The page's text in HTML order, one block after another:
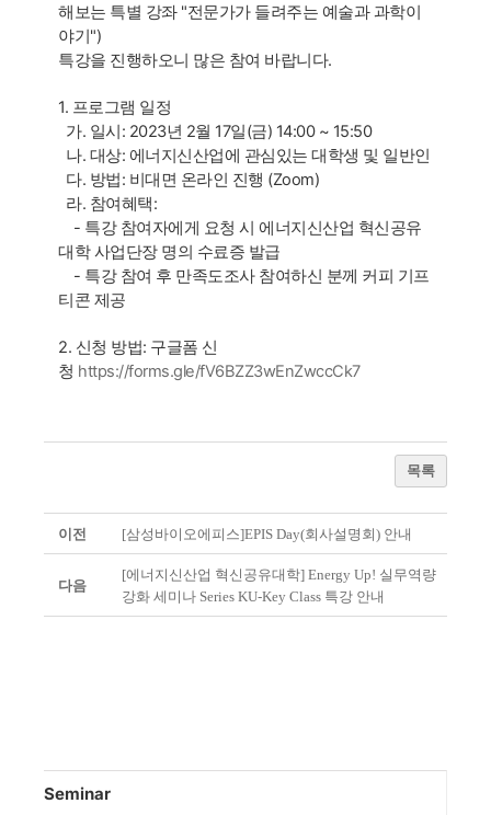
해보는 특별 강좌 "전문가가 들려주는 예술과 과학이
야기")
특강을 진행하오니 많은 참여 바랍니다.
1. 프로그램 일정
가. 일시: 2023년 2월 17일(금) 14:00 ~ 15:50
나. 대상: 에너지신산업에 관심있는 대학생 및 일반인
다. 방법: 비대면 온라인 진행 (Zoom)
라. 참여혜택:
- 특강 참여자에게 요청 시 에너지신산업 혁신공유
대학 사업단장 명의 수료증 발급
- 특강 참여 후 만족도조사 참여하신 분께 커피 기프
티콘 제공
2. 신청 방법: 구글폼 신
청 https://forms.gle/fV6BZZ3wEnZwccCk7
목록
이전 [삼성바이오에피스]EPIS Day(회사설명회) 안내
다음
[에너지신산업 혁신공유대학] Energy Up! 실무역량
강화 세미나 Series KU-Key Class 특강 안내
Seminar